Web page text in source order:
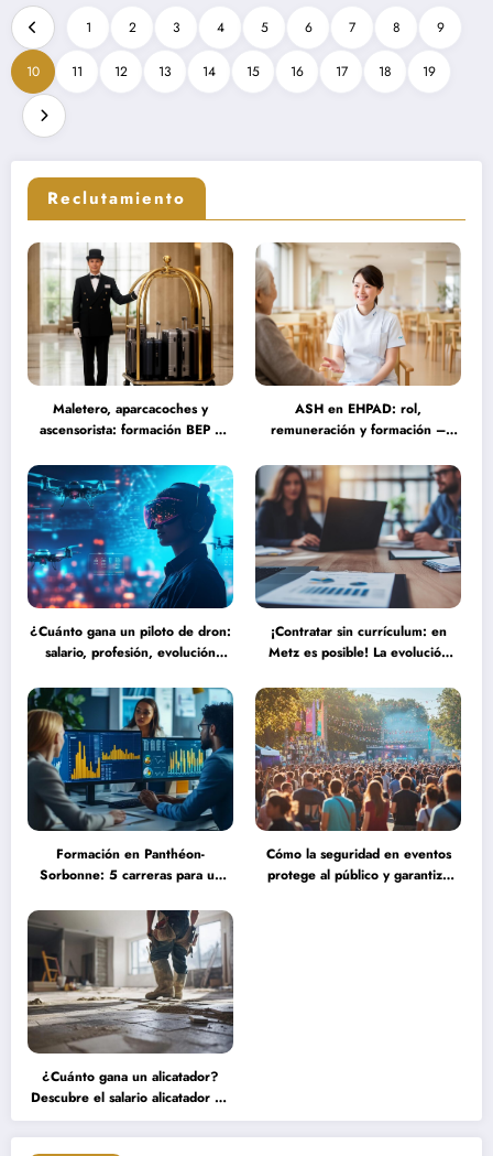
Reclutamiento
Maletero, aparcacoches y
ascensorista: formación BEP y
semana en establecimientos de
lujo
ASH en EHPAD: rol,
remuneración y formación –
misiones del personal de servicio
hospitalario
¿Cuánto gana un piloto de dron:
salario, profesión, evolución
tecnologías autónomas
¡Contratar sin currículum: en
Metz es posible! La evolución
más humanos y eficaces
Formación en Panthéon-
Sorbonne: 5 carreras para un
financiera que transformarán tu
futuro
Cómo la seguridad en eventos
protege al público y garantiza
¿Cuánto gana un alicatador?
Descubre el salario alicatador de
expertos que triunfan en el
sector
1 2 3 4 5 6 7 8 9
10 11 12 13 14 15 16 17 18 19